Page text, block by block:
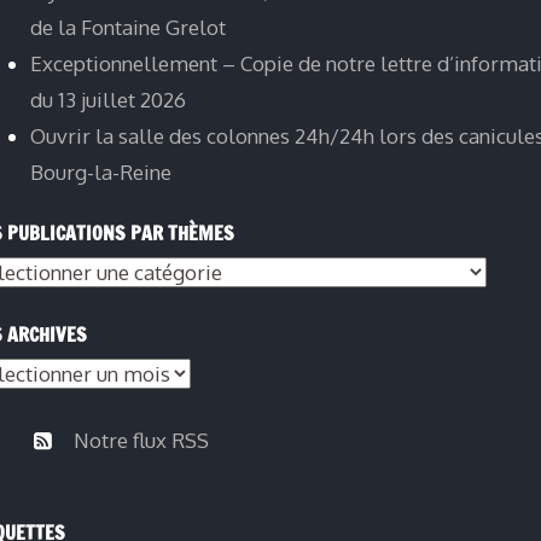
de la Fontaine Grelot
Exceptionnellement – Copie de notre lettre
du 13 juillet 2026
Ouvrir la salle des colonnes 24h/24h lors des
Bourg-la-Reine
PUBLICATIONS PAR THÈMES
ARCHIVES
Notre flux RSS